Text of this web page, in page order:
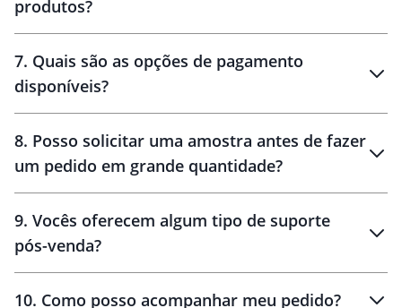
produtos?
10 dias
brinde
48 horas
7. Quais são as opções de pagamento
disponíveis?
8. Posso solicitar uma amostra antes de fazer
um pedido em grande quantidade?
amostras
9. Vocês oferecem algum tipo de suporte
pós-venda?
10. Como posso acompanhar meu pedido?